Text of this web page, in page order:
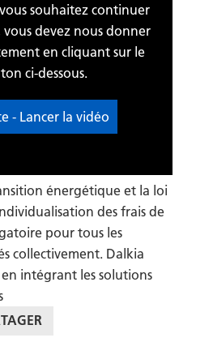
souhaitez continuer
devez nous donner
en cliquant sur le
ci-dessous.
- Lancer la vidéo
énergétique et la loi
des frais de
pour tous les
collectivement. Dalkia
intégrant les solutions